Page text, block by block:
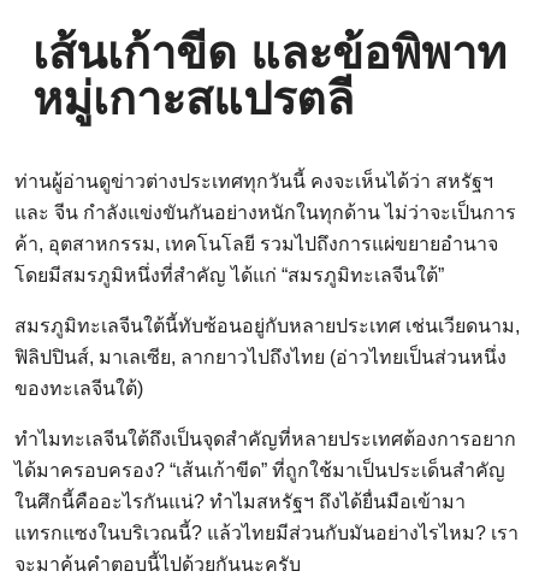
เส้นเก้าขีด และข้อพิพาท
หมู่เกาะสแปรตลี
ท่านผู้อ่านดูข่าวต่างประเทศทุกวันนี้ คงจะเห็นได้ว่า สหรัฐฯ
และ จีน กำลังแข่งขันกันอย่างหนักในทุกด้าน ไม่ว่าจะเป็นการ
ค้า, อุตสาหกรรม, เทคโนโลยี รวมไปถึงการแผ่ขยายอำนาจ
โดยมีสมรภูมิหนึ่งที่สำคัญ ได้แก่ “สมรภูมิทะเลจีนใต้”
สมรภูมิทะเลจีนใต้นี้ทับซ้อนอยู่กับหลายประเทศ เช่นเวียดนาม,
ฟิลิปปินส์, มาเลเซีย, ลากยาวไปถึงไทย (อ่าวไทยเป็นส่วนหนึ่ง
ของทะเลจีนใต้)
ทำไมทะเลจีนใต้ถึงเป็นจุดสำคัญที่หลายประเทศต้องการอยาก
ได้มาครอบครอง? “เส้นเก้าขีด” ที่ถูกใช้มาเป็นประเด็นสำคัญ
ในศึกนี้คืออะไรกันแน่? ทำไมสหรัฐฯ ถึงได้ยื่นมือเข้ามา
แทรกแซงในบริเวณนี้? แล้วไทยมีส่วนกับมันอย่างไรไหม? เรา
จะมาค้นคำตอบนี้ไปด้วยกันนะครับ